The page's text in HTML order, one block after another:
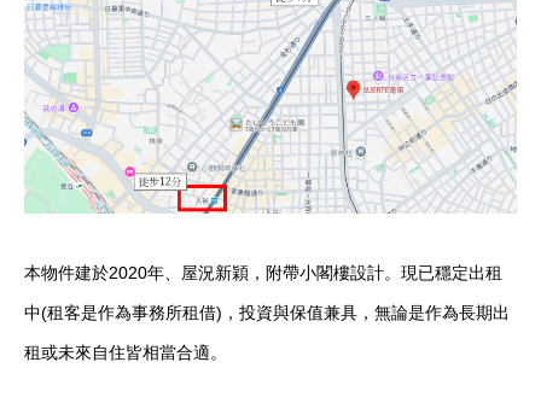
本物件建於2020年、屋況新穎，附帶小閣樓設計。現已穩定出租
中(租客是作為事務所租借)，投資與保值兼具，無論是作為長期出
租或未來自住皆相當合適。